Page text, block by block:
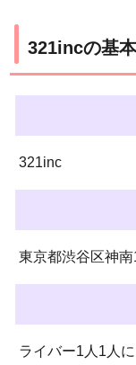
321incの基
321inc
東京都渋谷区神
ライバー1人1人